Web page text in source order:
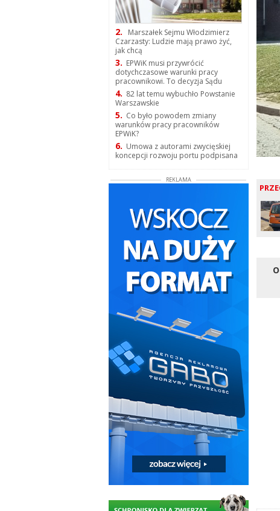
2.
Marszałek Sejmu Włodzimierz
Czarzasty: Ludzie mają prawo żyć,
jak chcą
3. EPWiK musi przywrócić
dotychczasowe warunki pracy
pracownikowi. To decyzja Sądu
4. 82 lat temu wybuchło Powstanie
Warszawskie
5. Co było powodem zmiany
warunków pracy pracowników
EPWiK?
6. Umowa z autorami zwycięskiej
koncepcji rozwoju portu podpisana
REKLAMA